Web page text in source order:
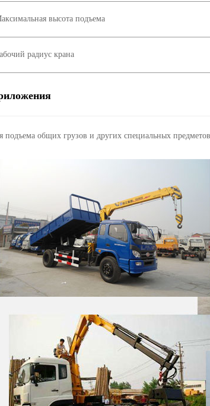
высота подъема
радиус крана
подъема общих грузов и других специальных